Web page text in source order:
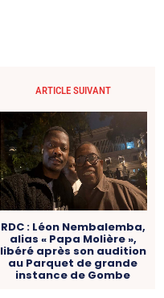
ARTICLE SUIVANT
RDC : Léon Nembalemba,
alias « Papa Molière »,
libéré après son audition
au Parquet de grande
instance de Gombe